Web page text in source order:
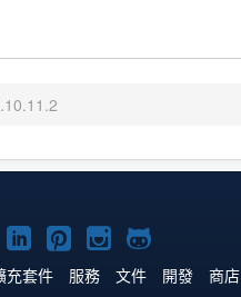
Linkedln
上
Pinterest
上
Instagram
上
GitHub
上
充套件 服務 文件 開發 商店